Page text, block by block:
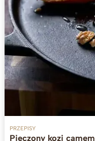
PRZEPISY
Pieczony kozi